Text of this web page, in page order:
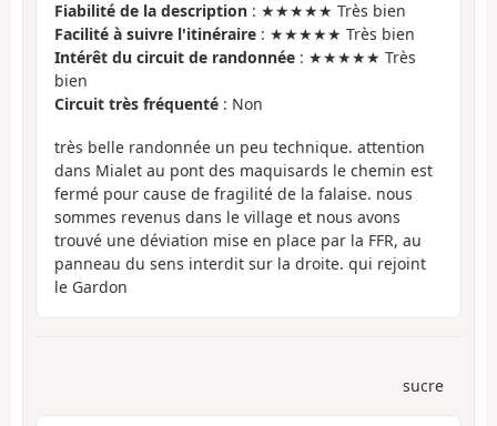
Fiabilité de la description : ★★★★★ Très bien
Facilité à suivre l'itinéraire : ★★★★★ Très bien
Intérêt du circuit de randonnée : ★★★★★ Très
bien
Circuit très fréquenté : Non
très belle randonnée un peu technique. attention
dans Mialet au pont des maquisards le chemin est
fermé pour cause de fragilité de la falaise. nous
sommes revenus dans le village et nous avons
trouvé une déviation mise en place par la FFR, au
panneau du sens interdit sur la droite. qui rejoint
le Gardon
sucre